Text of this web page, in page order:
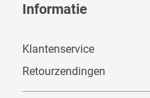
Informatie
Klantenservice
Retourzendingen